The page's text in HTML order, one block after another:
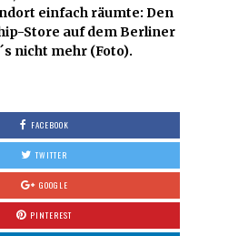
einfach räumte: Den
Store auf dem Berliner
nicht mehr (Foto).
FACEBOOK
TWITTER
GOOGLE
PINTEREST